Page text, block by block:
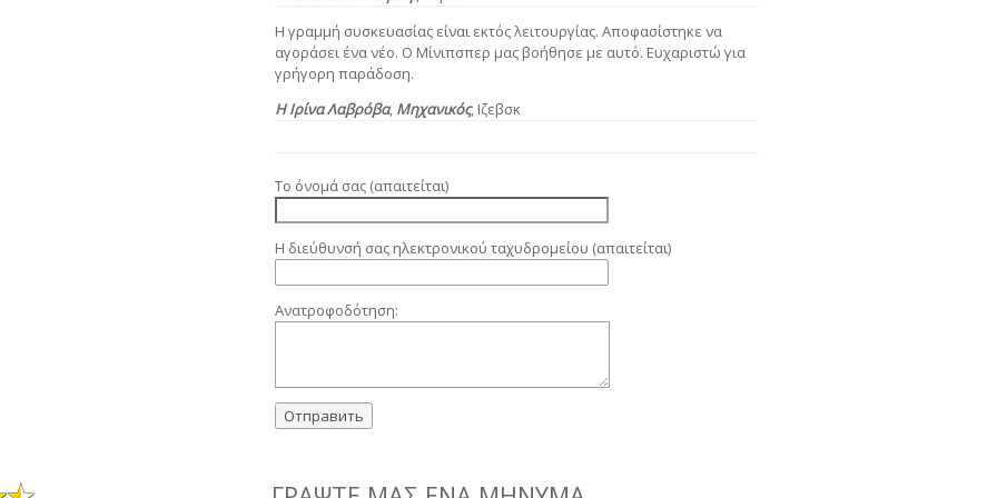
Η γραμμή συσκευασίας είναι εκτός λειτουργίας. Αποφασίστηκε να
αγοράσει ένα νέο. Ο Μίνιπσπερ μας βοήθησε με αυτό. Ευχαριστώ για
γρήγορη παράδοση.
Η Ιρίνα Λαβρόβα, Μηχανικός, Ιζεβσκ
Το όνομά σας (απαιτείται)
Η διεύθυνσή σας ηλεκτρονικού ταχυδρομείου (απαιτείται)
Ανατροφοδότηση: